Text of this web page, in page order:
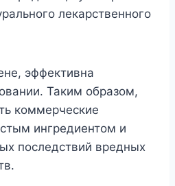
лекарственного
эффективна
Таким образом,
коммерческие
ингредиентом и
последствий вредных